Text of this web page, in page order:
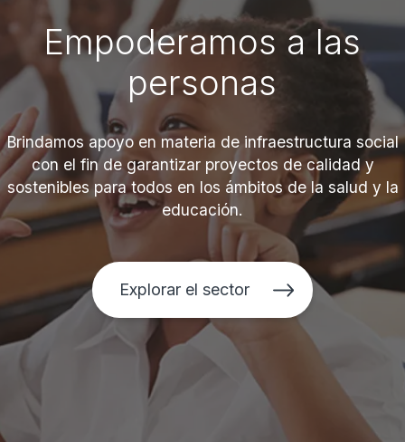
Empoderamos a las
personas
Brindamos apoyo en materia de infraestructura social
con el fin de garantizar proyectos de calidad y
sostenibles para todos en los ámbitos de la salud y la
educación.
Explorar el sector